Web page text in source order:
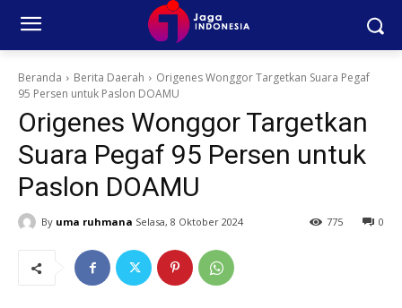
Beranda Berita Daerah
Origenes Wonggor Targetkan Suara Pegaf
95 Persen untuk Paslon DOAMU
Origenes Wonggor Targetkan
Suara Pegaf 95 Persen untuk
Paslon DOAMU
By uma ruhmana Selasa, 8 Oktober 2024 0
775